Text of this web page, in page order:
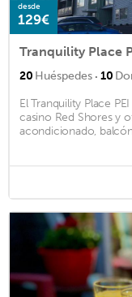
desde
129€
Tranquility Place
20 Huéspedes · 10
El Tranquility Place
casino Red Shores y
acondicionado,